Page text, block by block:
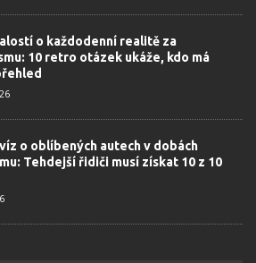
o každodenní realitě za
10 retro otázek ukáže, kdo má
o oblíbených autech v dobách
Tehdejší řidiči musí získat 10 z 10